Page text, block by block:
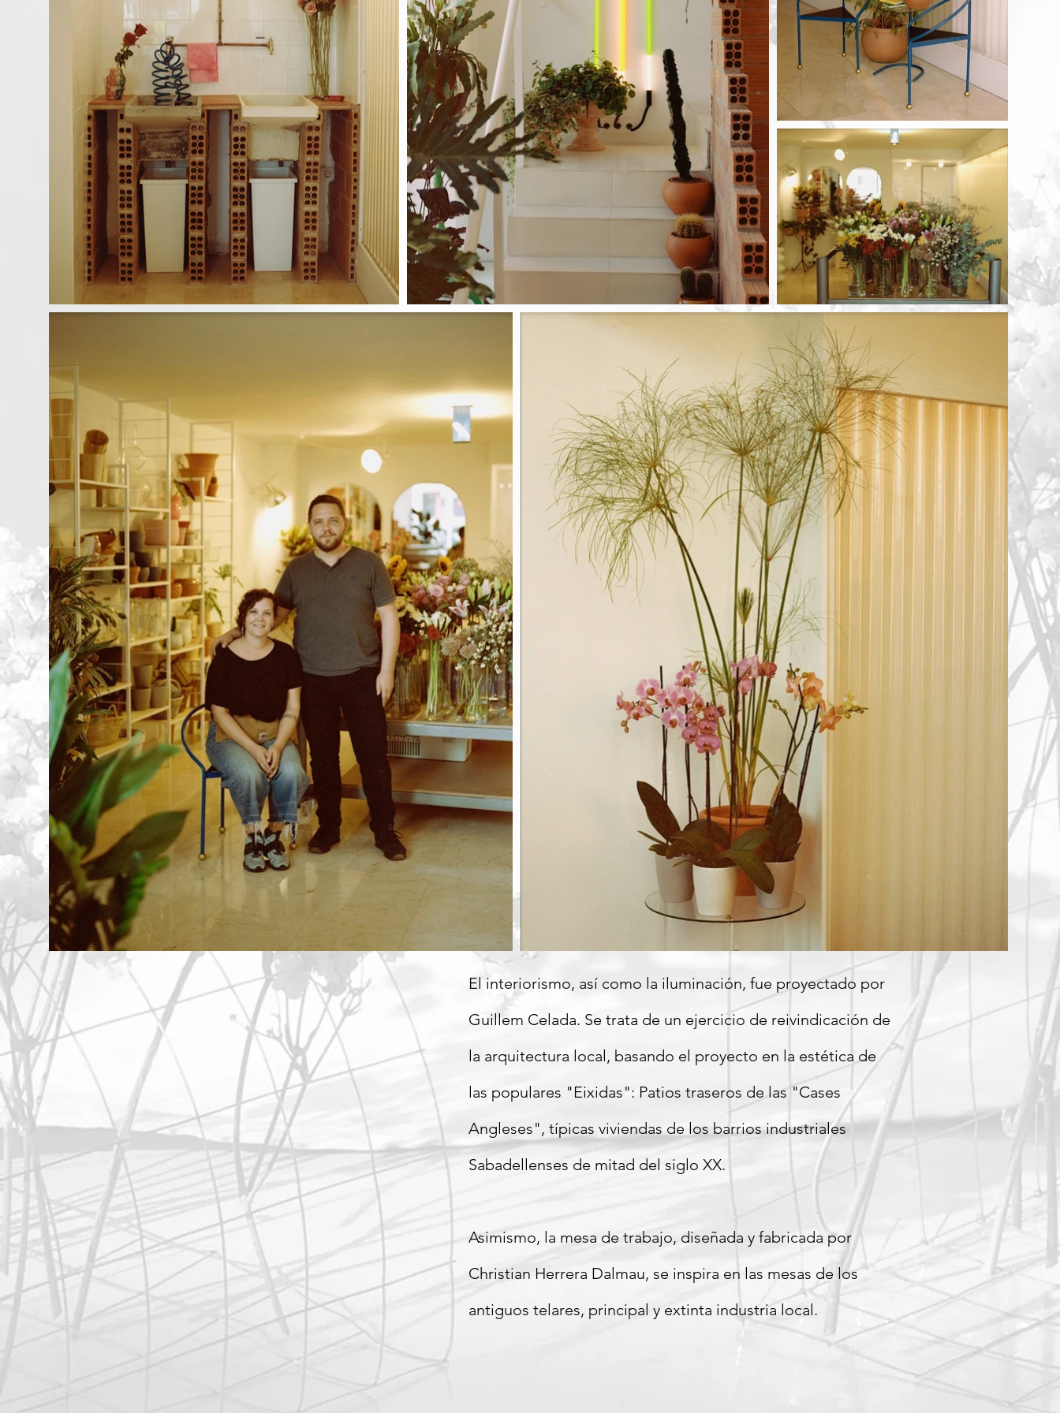
El interiorismo, así como la iluminación, fue proyectado por
Guillem Celada. Se trata de un ejercicio de reivindicación de
la arquitectura local, basando el proyecto en la estética de
las populares "Eixidas": Patios traseros de las "Cases
Angleses", típicas viviendas de los barrios industriales
Sabadellenses de mitad del siglo XX.
Asimismo, la mesa de trabajo, diseñada y fabricada por
Christian Herrera Dalmau, se inspira en las mesas de los
antiguos telares, principal y extinta industria local.